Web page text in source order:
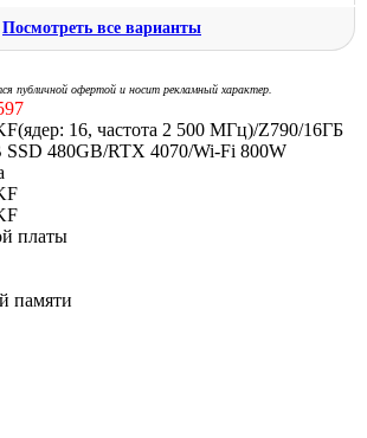
Посмотреть все варианты
публичной офертой и носит рекламный характер.
16, частота 2 500 МГц)/Z790/16ГБ
480GB/RTX 4070/Wi-Fi 800W
платы
памяти